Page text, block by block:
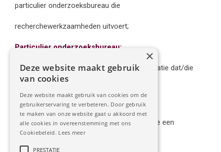
particulier onderzoeksbureau die
recherchewerkzaamheden uitvoert;
Particulier onderzoeksbureau:
een recherchebureau of een andere organisatie dat/die
recherchewerkzaamheden
uitvoert;
Persoonsgegeven: elk gegeven betreffende een
geïdentificeerde of identificeerbare
Deze website maakt gebruik
van cookies
Deze website maakt gebruik van cookies om de
gebruikerservaring te verbeteren. Door gebruik
te maken van onze website gaat u akkoord met
alle cookies in overeenstemming met ons
Cookiebeleid. Lees meer
PRESTATIE
×